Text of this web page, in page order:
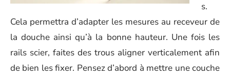
s.
Cela permettra d’adapter les mesures au receveur de
la douche ainsi qu’à la bonne hauteur. Une fois les
rails scier, faites des trous aligner verticalement afin
de bien les fixer. Pensez d’abord à mettre une couche